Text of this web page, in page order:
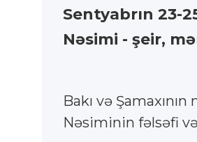
Sentyabrın 23-
Nəsimi - şeir,
Bakı və
Nəsiminin fəlsəfi